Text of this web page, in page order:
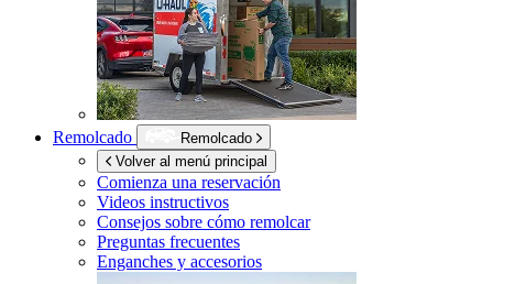
Remolcado
Remolcado
Volver al menú principal
Comienza una reservación
Videos instructivos
Consejos sobre cómo remolcar
Preguntas frecuentes
Enganches y accesorios